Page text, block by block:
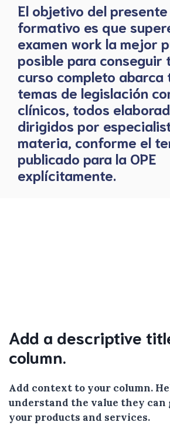
El objetivo del
formativo es que
examen work la mejor
posible para conseguir
curso completo abarca
temas de legislación
clínicos, todos
dirigidos por
materia, conforme el
publicado para la OPE
explícitamente.
Add a descriptive
column.
Add context to your column.
understand the value they can
your products and services.